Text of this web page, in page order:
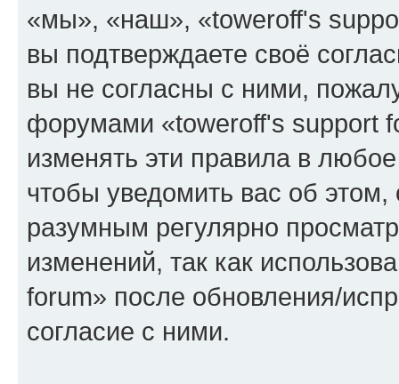
«мы», «наш», «toweroff's
вы подтверждаете своё
вы не согласны с ними,
форумами «toweroff's support
изменять эти правила в
чтобы уведомить вас об
разумным регулярно
изменений, так как
forum» после обновления/
согласие с ними.